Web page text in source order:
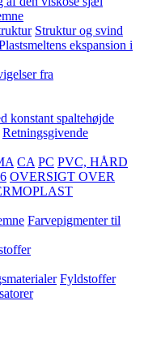
Struktur og svind
ekspansion i
fra
konstant spaltehøjde
Retningsgivende
CA PC PVC, HÅRD
OVERSIGT OVER
Farvepigmenter til
Fyldstoffer